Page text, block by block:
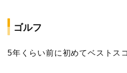
ゴルフ
5年くらい前に初めてベストス